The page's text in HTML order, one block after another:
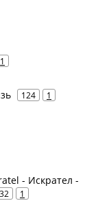
1
124 1
- Искрател -
1